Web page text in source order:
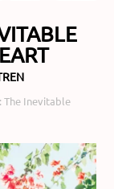
The Inevitable